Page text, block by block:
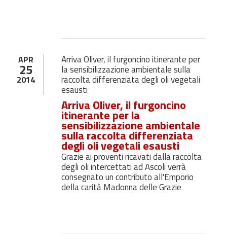
APR
25
2014
Arriva Oliver, il furgoncino itinerante per
la sensibilizzazione ambientale sulla
raccolta differenziata degli oli vegetali
esausti
Arriva Oliver, il furgoncino
itinerante per la
sensibilizzazione ambientale
sulla raccolta differenziata
degli oli vegetali esausti
Grazie ai proventi ricavati dalla raccolta
degli oli intercettati ad Ascoli verrà
consegnato un contributo all'Emporio
della carità Madonna delle Grazie